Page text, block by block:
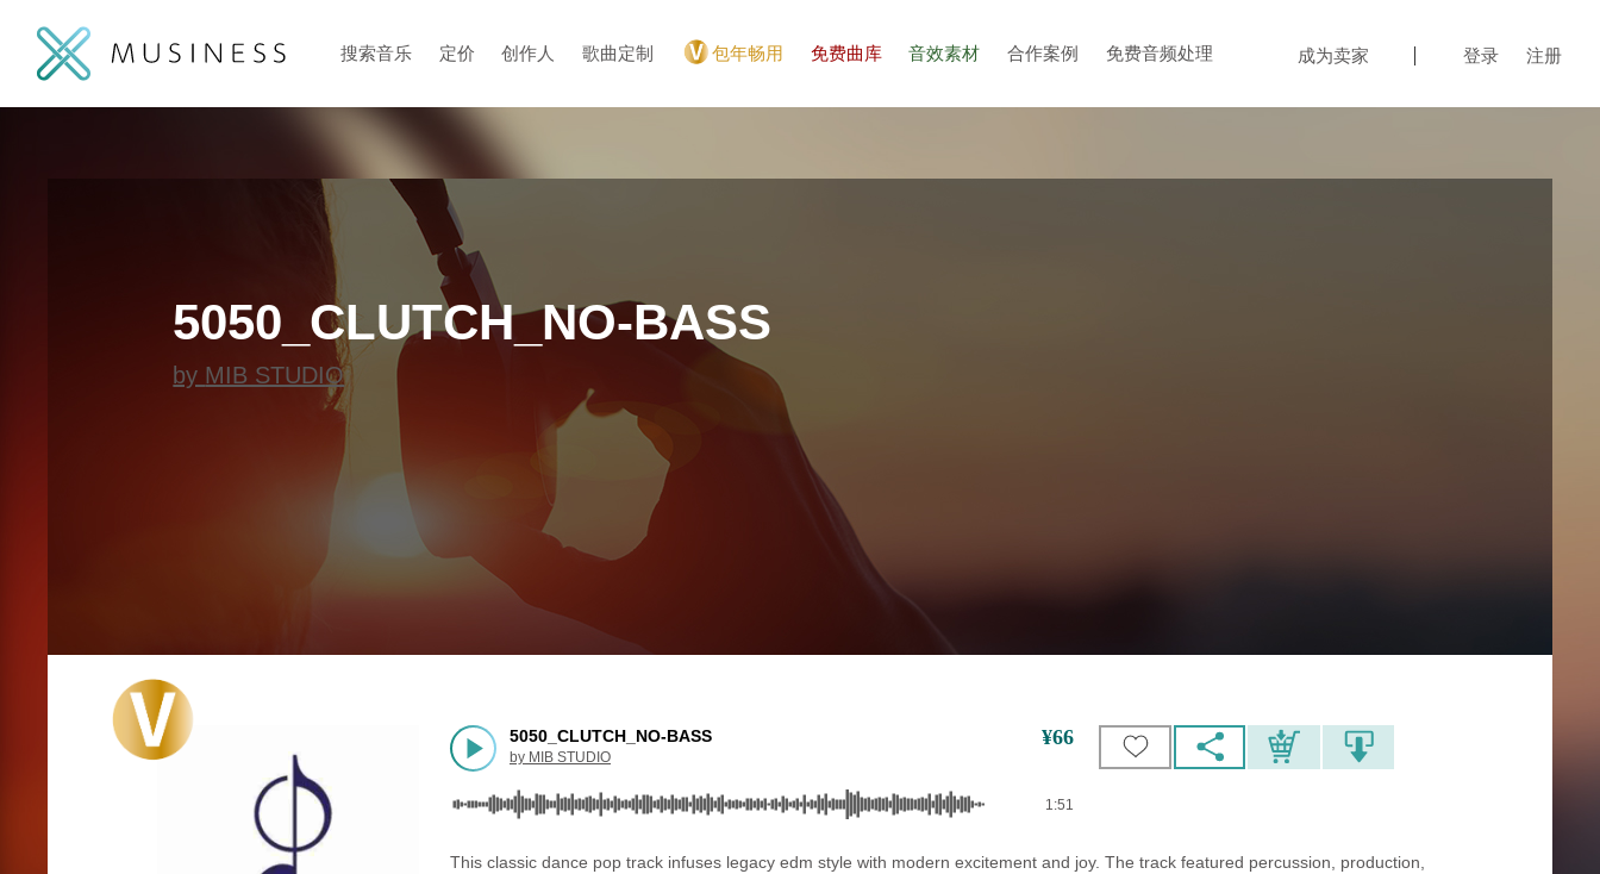
搜索音乐 定价 创作人 歌曲定制 包年畅用 免费曲库 音效素材 合作案例 免费音频处理 成为卖家 登录 注册
5050_CLUTCH_NO-BASS
by MIB STUDIO
5050_CLUTCH_NO-BASS
by MIB STUDIO
¥66
1:51
This classic dance pop track infuses legacy edm style with modern excitement and joy. The track featured percussion, production,